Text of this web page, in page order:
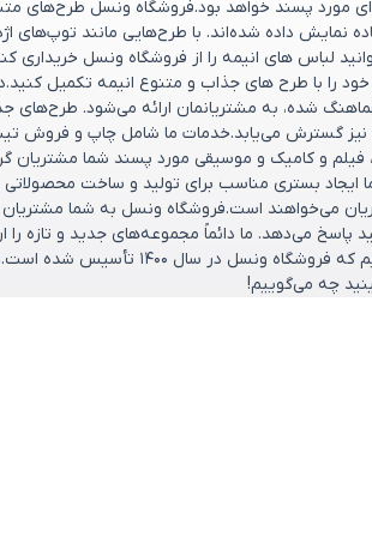
مورد پسند خواهد بود.فروشگاه ونسل طرح‌های
نمایش داده شده‌اند. با طرح‌هایی مانند
لباس های انیمه را از فروشگاه ونسل خریداری
را با طرح های جذاب و متنوع انیمه تکمیل
شده، به مشتریانمان ارائه می‌شود.
نیز گسترش می‌یابد.خدمات ما شامل چاپ و فروش
، فیلم و کامیک و موسیقی مورد پسند شما
ایجاد بستری مناسب برای تولید و ساخت
می‌خواهند است.فروشگاه ونسل به شما
پاسخ می‌دهد. ما دائماً مجموعه‌های جدید و تازه
خواهید داشت. ما مفتخریم
چه می‌گوییم!